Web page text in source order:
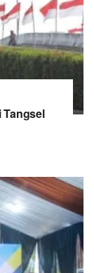
Tangsel